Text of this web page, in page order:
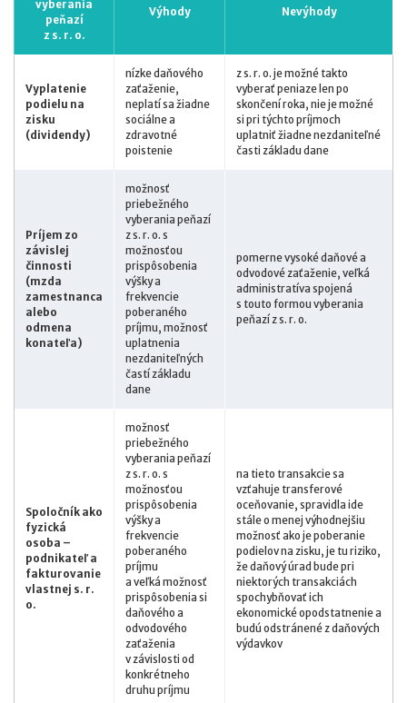
vyberania
peňazí
z s. r. o.
Výhody Nevýhody
Vyplatenie
podielu na
zisku
(dividendy)
nízke daňového
zaťaženie,
neplatí sa žiadne
sociálne a
zdravotné
poistenie
z s. r. o. je možné takto
vyberať peniaze len po
skončení roka, nie je možné
si pri týchto príjmoch
uplatniť žiadne nezdaniteľné
časti základu dane
Príjem zo
závislej
činnosti
(mzda
zamestnanca
alebo
odmena
konateľa)
možnosť
priebežného
vyberania peňazí
z s. r. o. s
možnosťou
prispôsobenia
výšky a
frekvencie
poberaného
príjmu, možnosť
uplatnenia
nezdaniteľných
častí základu
dane
pomerne vysoké daňové a
odvodové zaťaženie, veľká
administratíva spojená
s touto formou vyberania
peňazí z s. r. o.
Spoločník ako
fyzická
osoba –
podnikateľ a
fakturovanie
vlastnej s. r.
o.
možnosť
priebežného
vyberania peňazí
z s. r. o. s
možnosťou
prispôsobenia
výšky a
frekvencie
poberaného
príjmu
a veľká možnosť
prispôsobenia si
daňového a
odvodového
zaťaženia
v závislosti od
konkrétneho
druhu príjmu
na tieto transakcie sa
vzťahuje transferové
oceňovanie, spravidla ide
stále o menej výhodnejšiu
možnosť ako je poberanie
podielov na zisku, je tu riziko,
že daňový úrad bude pri
niektorých transakciách
spochybňovať ich
ekonomické opodstatnenie a
budú odstránené z daňových
výdavkov